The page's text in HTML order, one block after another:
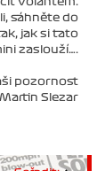
sáhněte do
jak si tato
zaslouží….
pozornost
Martin Slezar